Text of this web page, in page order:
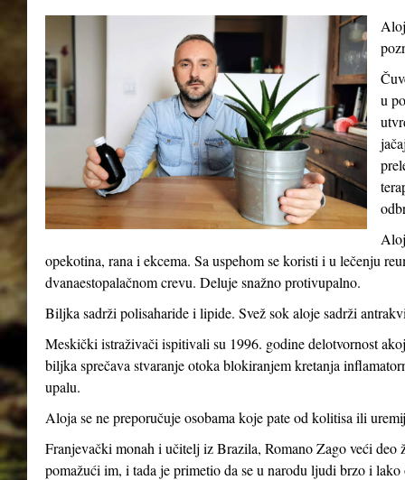
u
opekotina, rana i ekcema. Sa uspehom se koristi i u lečenju
dvanaestopalačnom crevu. Deluje snažno protivupalno.
Biljka sadrži polisaharide i lipide. Svež sok aloje sadrži
Meskički istraživači ispitivali su 1996. godine delotvornost
biljka sprečava stvaranje otoka blokiranjem kretanja
upalu.
Aloja se ne preporučuje osobama koje pate od kolitisa ili
Franjevački monah i učitelj iz Brazila, Romano Zago veći deo
pomažući im, i tada je primetio da se u narodu ljudi brzo i